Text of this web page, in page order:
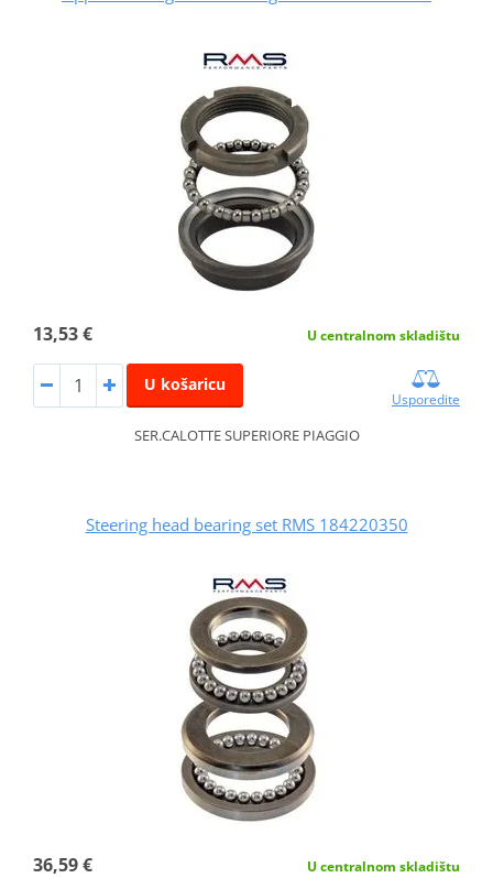
13,53 € U centralnom skladištu
U košaricu
Usporedite
SER.CALOTTE SUPERIORE PIAGGIO
Steering head bearing set RMS 184220350
36,59 € U centralnom skladištu